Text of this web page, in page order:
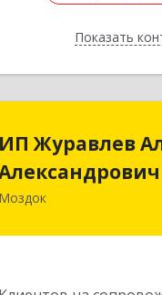
ПоказатьНазад
ИП Журавлев
Моздок
ИП
363750, Северная